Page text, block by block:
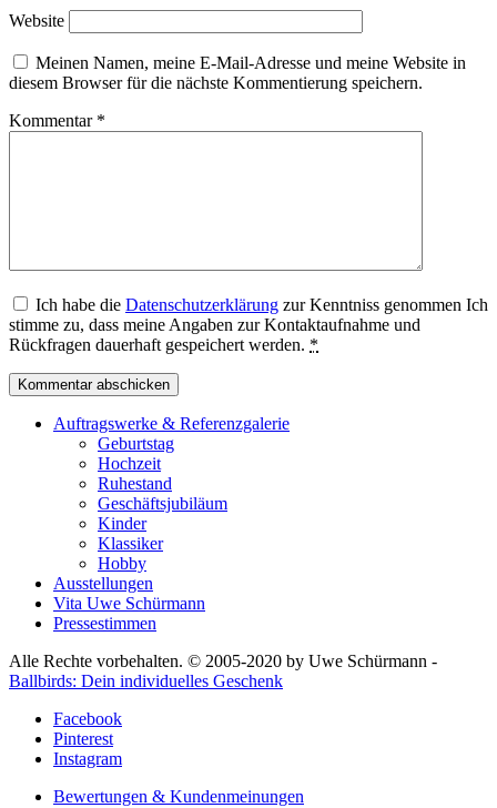
Website
Meinen Namen, meine E-Mail-Adresse und meine Website in
diesem Browser für die nächste Kommentierung speichern.
Kommentar *
Ich habe die Datenschutzerklärung zur Kenntniss genommen Ich
stimme zu, dass meine Angaben zur Kontaktaufnahme und
Rückfragen dauerhaft gespeichert werden. *
Auftragswerke & Referenzgalerie
Geburtstag
Hochzeit
Ruhestand
Geschäftsjubiläum
Kinder
Klassiker
Hobby
Ausstellungen
Vita Uwe Schürmann
Pressestimmen
Alle Rechte vorbehalten. © 2005-2020 by Uwe Schürmann -
Ballbirds: Dein individuelles Geschenk
Facebook
Pinterest
Instagram
Bewertungen & Kundenmeinungen